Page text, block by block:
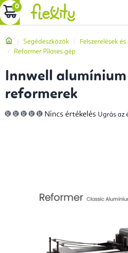
Ugrás
a
tartalomhoz
KOSÁR
Kezdőlap
Segédeszközök
Felszerelések
Reformer Pilates gép
Innwell
reformerek
A
termék
Nincs értékelés Ugrás az